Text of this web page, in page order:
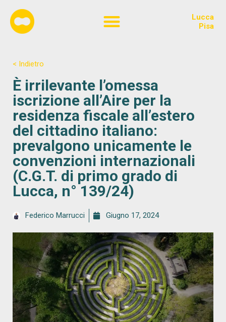
Lucca
Pisa
< Indietro
È irrilevante l’omessa
iscrizione all’Aire per la
residenza fiscale all’estero
del cittadino italiano:
prevalgono unicamente le
convenzioni internazionali
(C.G.T. di primo grado di
Lucca, n° 139/24)
Federico Marrucci Giugno 17, 2024